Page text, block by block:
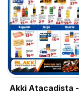
Akki Atacadista -